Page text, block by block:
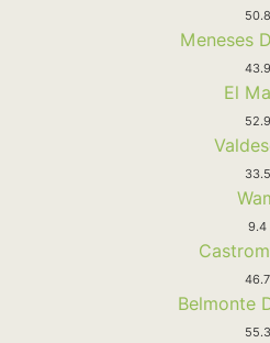
Meneses
El
9.4
Belmonte